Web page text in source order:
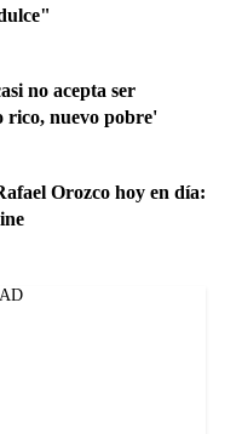
no acepta ser
rico, nuevo pobre'
Orozco hoy en día: